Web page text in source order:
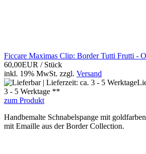
Ficcare Maximas Clip: Border Tutti Frutti -
60,00EUR / Stück
inkl. 19% MwSt. zzgl. Versand
3 - 5 Werktage **
zum Produkt
Handbemalte Schnabelspange mit
mit Emaille aus der Border Collection.